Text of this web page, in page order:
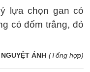
lựa chọn gan có
có đốm trắng, đỏ
NGUYỆT ÁNH (Tổng hợp)